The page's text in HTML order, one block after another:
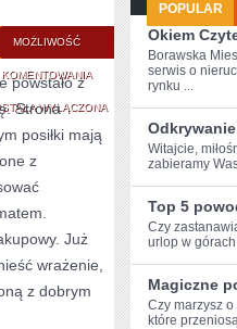
MOŻLIWOŚĆ
KOMENTOWANIAPORADNIK
ZAKUPOWY
WYŁĄCZONA
powstało z
Strona
posiłki mają
z
Już
wrażenie,
z dobrym
POPULAR
Okiem
Borawska
serwis o
rynku ...
Witajcie,
zabieramy
Top 5
Czy
urlop w
Magiczne
Czy⁤ marzysz
które